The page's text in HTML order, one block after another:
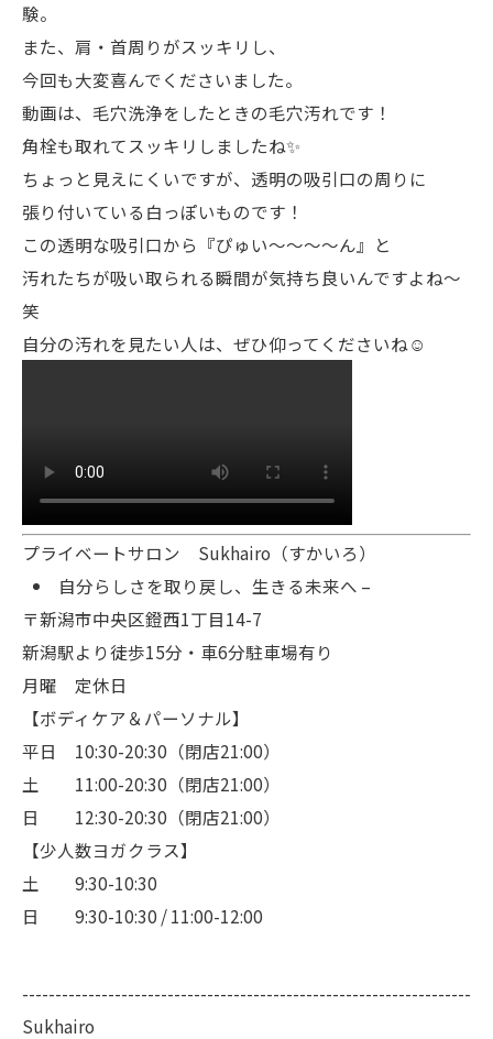
験。
また、肩・首周りがスッキリし、
今回も大変喜んでくださいました。
動画は、毛穴洗浄をしたときの毛穴汚れです！
角栓も取れてスッキリしましたね✨
ちょっと見えにくいですが、透明の吸引口の周りに
張り付いている白っぽいものです！
この透明な吸引口から『ぴゅい〜〜〜〜ん』と
汚れたちが吸い取られる瞬間が気持ち良いんですよね〜
笑
自分の汚れを見たい人は、ぜひ仰ってくださいね☺️
プライベートサロン Sukhairo（すかいろ）
自分らしさを取り戻し、生きる未来へ –
〒新潟市中央区鐙西1丁目14-7
新潟駅より徒歩15分・車6分駐車場有り
月曜 定休日
【ボディケア＆パーソナル】
平日 10:30-20:30（閉店21:00）
土 11:00-20:30（閉店21:00）
日 12:30-20:30（閉店21:00）
【少人数ヨガクラス】
土 9:30-10:30
日 9:30-10:30 / 11:00-12:00
--------------------------------------------------------------------
Sukhairo